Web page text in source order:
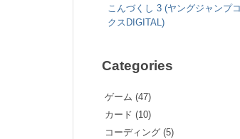
こんづくし 3 (ヤングジャンプ
クスDIGITAL)
Categories
ゲーム (47)
カード (10)
コーディング (5)